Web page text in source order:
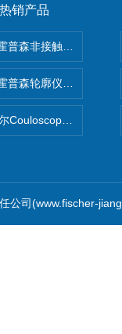
热销产品
普森非接触式轮廓仪
普森轮廓仪|TAYLOR
Couloscope CMS2电
公司(www.fischer-